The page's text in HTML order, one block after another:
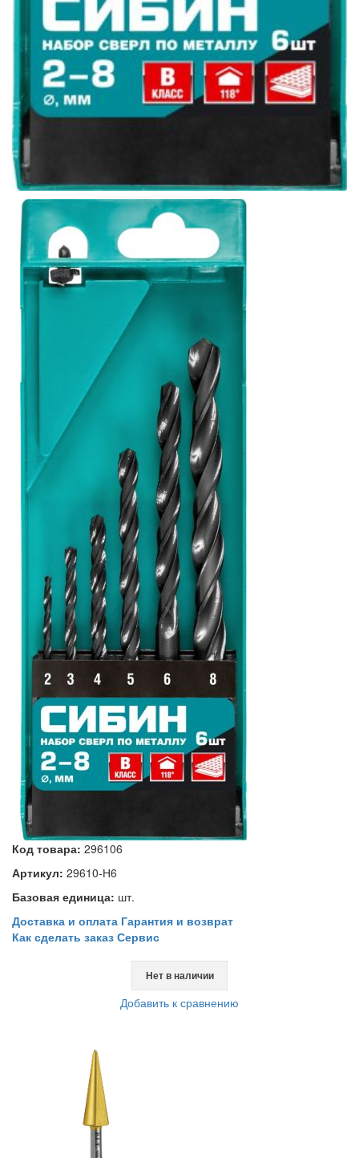
Код товара: 296106
Артикул: 29610-Н6
Базовая единица: шт.
Доставка и оплата Гарантия и возврат
Как сделать заказ Сервис
Нет в наличии
Добавить к сравнению